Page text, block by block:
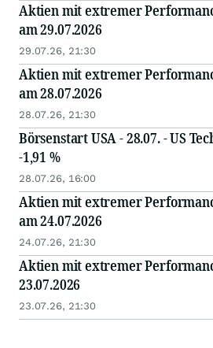
Aktien mit extremer
am 29.07.2026
29.07.26, 21:30
Aktien mit extremer
am 28.07.2026
28.07.26, 21:30
Börsenstart USA - 28.07. - US
-1,91 %
28.07.26, 16:00
Aktien mit extremer
am 24.07.2026
24.07.26, 21:30
Aktien mit extremer
23.07.2026
23.07.26, 21:30